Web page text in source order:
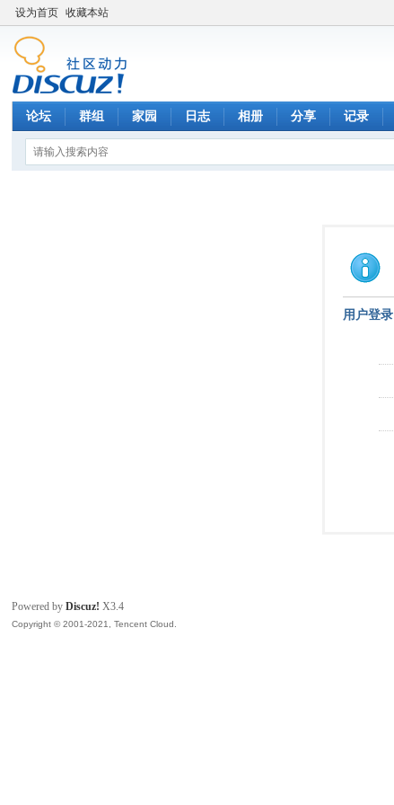
设为首页 收藏本站
论坛 群组 家园 日志 相册 分享 记录
用户登录
Powered byDiscuz! X3.4
Copyright © 2001-2021, Tencent Cloud.